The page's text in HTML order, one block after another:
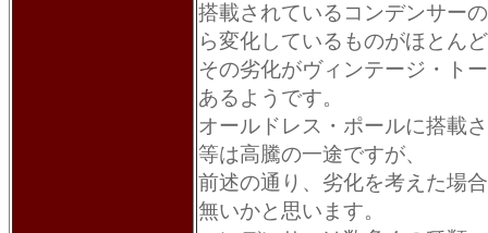
搭載されているコンデンサー
ら変化しているものがほとん
その劣化がヴィンテージ・ト
あるようです。
オールドレス・ポールに搭載
等は高騰の一途ですが、
前述の通り、劣化を考えた場
無いかと思います。